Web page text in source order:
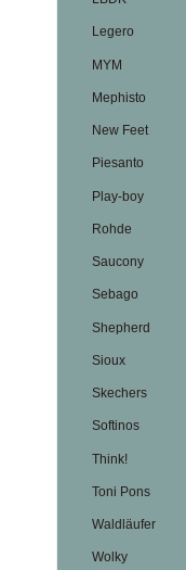
Legero
MYM
Mephisto
New Feet
Piesanto
Play-boy
Rohde
Saucony
Sebago
Shepherd
Sioux
Skechers
Softinos
Think!
Toni Pons
Waldläufer
Wolky